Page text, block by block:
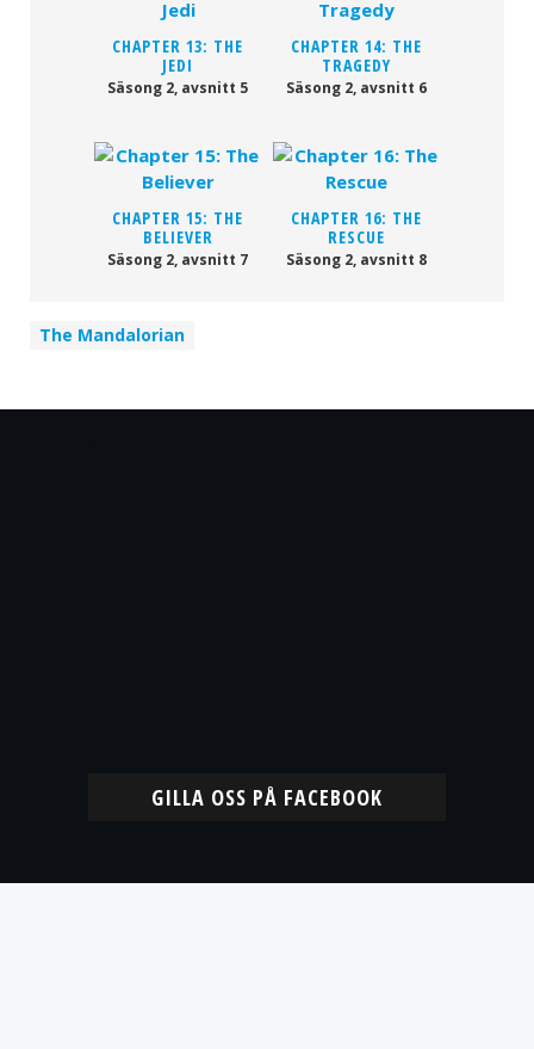
CHAPTER 13: THE
JEDI
Säsong 2, avsnitt 5
CHAPTER 14: THE
TRAGEDY
Säsong 2, avsnitt 6
CHAPTER 15: THE
BELIEVER
Säsong 2, avsnitt 7
CHAPTER 16: THE
RESCUE
Säsong 2, avsnitt 8
The Mandalorian
GILLA OSS PÅ FACEBOOK